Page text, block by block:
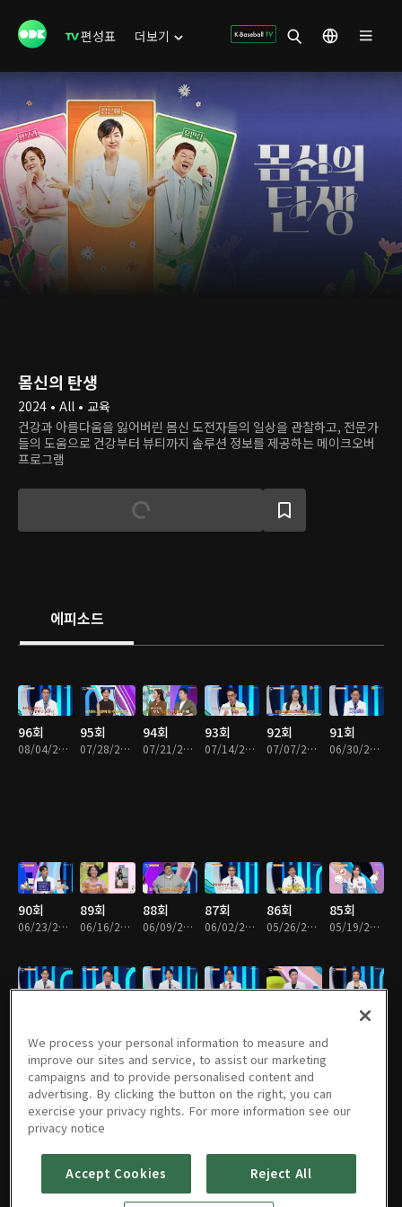
편성표 더보기
몸신의 탄생
2024 • All • 교육
건강과 아름다움을 잃어버린 몸신 도전자들의 일상을 관찰하고, 전문가
들의 도움으로 건강부터 뷰티까지 솔루션 정보를 제공하는 메이크오버
프로그램
에피소드
96회
08/04/2026 • 46분
95회
07/28/2026 • 46분
94회
07/21/2026 • 46분
93회
07/14/2026 • 46분
92회
07/07/2026 • 46분
91회
06/30/2026 • 46분
90회
06/23/2026 • 46분
89회
06/16/2026 • 46분
88회
06/09/2026 • 46분
87회
06/02/2026 • 46분
86회
05/26/2026 • 46분
85회
05/19/2026 • 46분
78회
03/31/2026 • 46분
77회 76회 75회 74회 73회
We process your personal information to measure and
improve our sites and service, to assist our marketing
campaigns and to provide personalised content and
advertising. By clicking the button on the right, you can
exercise your privacy rights. For more information see our
privacy notice
Accept Cookies Reject All